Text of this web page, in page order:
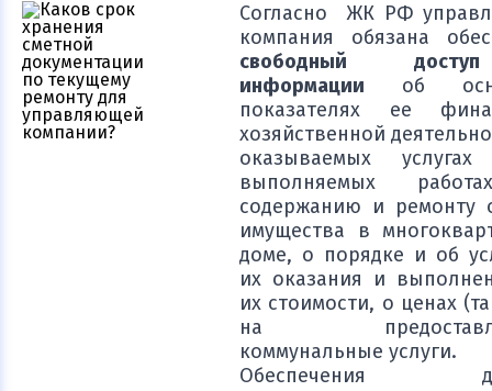
Согласно ЖК РФ
компания обязана
свободный
информации об
показателях ее
хозяйственной
оказываемых
выполняемых
содержанию и ремонту
имущества в
доме, о порядке и об
их оказания и
их стоимости, о ценах
на
коммунальные услуги.
Обеспечения